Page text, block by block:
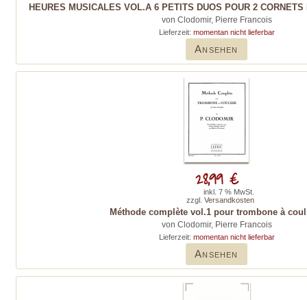
HEURES MUSICALES VOL.A 6 PETITS DUOS POUR 2
von Clodomir, Pierre Francois
Lieferzeit: momentan nicht lieferbar
Ansehen
Méthode complète vol.1 pour trombone à
von Clodomir, Pierre Francois
Lieferzeit: momentan nicht lieferbar
Ansehen
28,99 €
inkl. 7 % MwSt.
zzgl. Versandkosten